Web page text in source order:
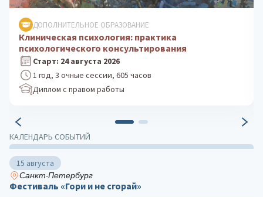
КАЛЕНДАРЬ СОБЫТИЙ
15 августа
Санкт-Петербург
Фестиваль «Гори и не сгорай»
ДОПОЛНИТЕЛЬНОЕ ОБРАЗОВАНИЕ
Психологическое консультирование: теория и
практика
Старт: 5 октября 2026
1 год, 3 очные сессии, 605 часов
Диплом с правом работы